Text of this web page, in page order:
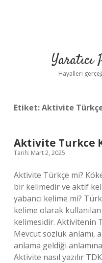
Yaratıcı
Hayalleri
Etiket:Aktivite
Aktivite Turkce
Tarih: Mart 2, 2025
Aktivite Türkçe mi?
bir kelimedir ve aktif
yabancı kelime mi?
kelime olarak
kelimesidir. Aktivitenin
Mevcut sözlük anlamı,
anlama geldiği
Aktivite nasıl yazılır